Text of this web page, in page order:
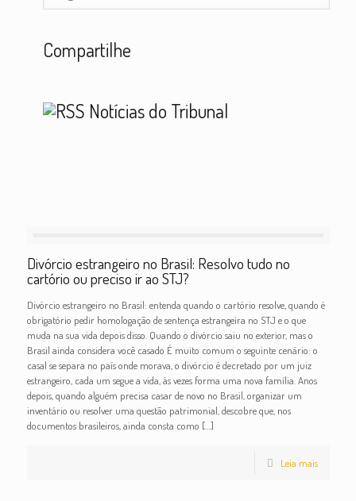
Compartilhe
Notícias do Tribunal
Divórcio estrangeiro no Brasil: Resolvo tudo no
cartório ou preciso ir ao STJ?
Divórcio estrangeiro no Brasil: entenda quando o cartório resolve, quando é
obrigatório pedir homologação de sentença estrangeira no STJ e o que
muda na sua vida depois disso. Quando o divórcio saiu no exterior, mas o
Brasil ainda considera você casado É muito comum o seguinte cenário: o
casal se separa no país onde morava, o divórcio é decretado por um juiz
estrangeiro, cada um segue a vida, às vezes forma uma nova família. Anos
depois, quando alguém precisa casar de novo no Brasil, organizar um
inventário ou resolver uma questão patrimonial, descobre que, nos
documentos brasileiros, ainda consta como […]
Leia mais